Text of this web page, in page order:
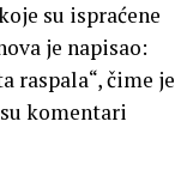
su ispraćene
je napisao:
raspala“, čime je
komentari